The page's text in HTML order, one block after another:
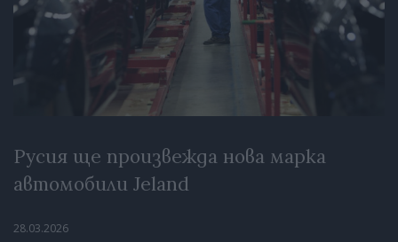
Русия ще произвежда нова марка
автомобили Jeland
28.03.2026